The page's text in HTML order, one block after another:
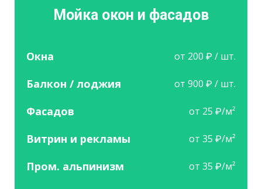
Мойка окон и фасадов
Окна от 200 ₽ / шт.
Балкон / лоджия от 900 ₽ / шт.
Фасадов от 25 ₽/м²
Витрин и рекламы от 35 ₽/м²
Пром. альпинизм от 35 ₽/м²